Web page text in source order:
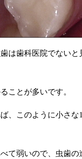
は歯科医院でないと
ことが多いです。
、このように小さな
て弱いので、虫歯の